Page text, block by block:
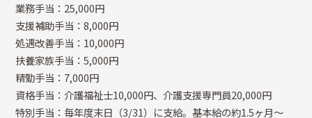
業務手当：25,000円
支援補助手当：8,000円
処遇改善手当：10,000円
扶養家族手当：5,000円
精勤手当：7,000円
資格手当：介護福祉士10,000円、介護支援専門員20,000円
特別手当：毎年度末日（3/31）に支給。基本給の約1.5ヶ月～